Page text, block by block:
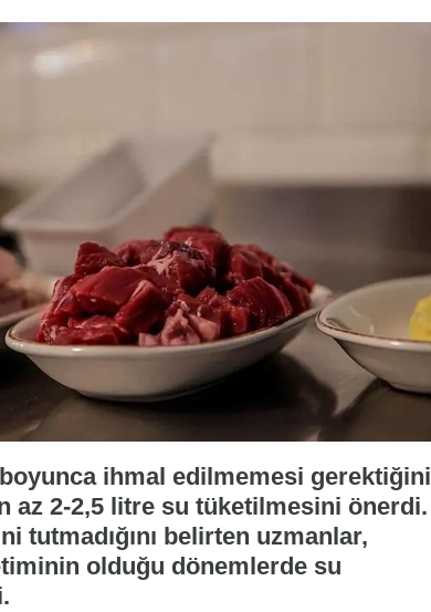
ihmal edilmemesi gerektiğini
az 2-2,5 litre su tüketilmesini önerdi.
tutmadığını belirten uzmanlar,
olduğu dönemlerde su